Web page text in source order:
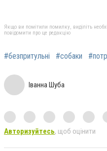
Якщо ви помітили помилку, виділіть
повідомити про це редакцію
#безпритульні #собаки
Іванна Шуба
Авторизуйтесь, щоб оцінити